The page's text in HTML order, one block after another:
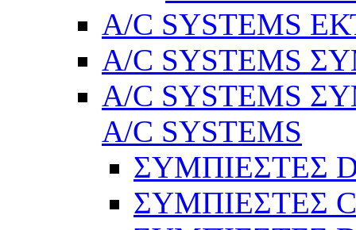
A/C SYSTEMS
A/C SYSTEMS
A/C SYSTEMS
A/C SYSTEMS
ΣΥΜΠΙΕΣΤΕΣ
ΣΥΜΠΙΕΣΤΕΣ